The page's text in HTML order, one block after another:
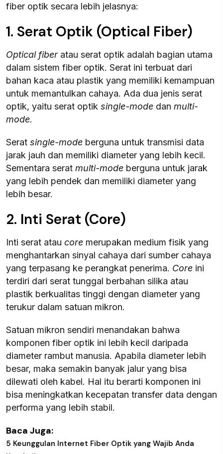
fiber optik secara lebih jelasnya:
1. Serat Optik (Optical Fiber)
Optical fiberatau serat optik adalah bagian utama
dalam sistem fiber optik. Serat ini terbuat dari
bahan kaca atau plastik yang memiliki kemampuan
untuk memantulkan cahaya. Ada dua jenis serat
optik, yaitu serat optik single-mode dan multi-
mode.
Serat single-mode berguna untuk transmisi data
jarak jauh dan memiliki diameter yang lebih kecil.
Sementara serat multi-mode berguna untuk jarak
yang lebih pendek dan memiliki diameter yang
lebih besar.
2. Inti Serat (Core)
Inti serat atau core merupakan medium fisik yang
menghantarkan sinyal cahaya dari sumber cahaya
yang terpasang ke perangkat penerima. Core ini
terdiri dari serat tunggal berbahan silika atau
plastik berkualitas tinggi dengan diameter yang
terukur dalam satuan mikron.
Satuan mikron sendiri menandakan bahwa
komponen fiber optik ini lebih kecil daripada
diameter rambut manusia. Apabila diameter lebih
besar, maka semakin banyak jalur yang bisa
dilewati oleh kabel. Hal itu berarti komponen ini
bisa meningkatkan kecepatan transfer data dengan
performa yang lebih stabil.
Baca Juga:
5 Keunggulan Internet Fiber Optik yang Wajib Anda